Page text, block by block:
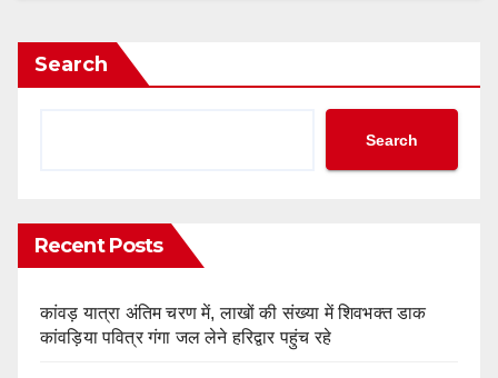
Search
Search
Recent Posts
कांवड़ यात्रा अंतिम चरण में, लाखों की संख्या में शिवभक्त डाक
कांवड़िया पवित्र गंगा जल लेने हरिद्वार पहुंच रहे